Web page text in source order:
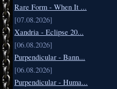
Rare Form - When It ...
[07.08.2026]
Xandria - Eclipse 20...
[06.08.2026]
Purpendicular - Bann...
[06.08.2026]
Purpendicular - Huma...